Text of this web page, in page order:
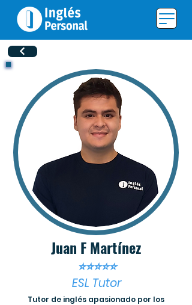
Juan F Martínez
⭐️⭐️⭐️⭐️⭐️
ESL Tutor
Tutor de inglés apasionado por los